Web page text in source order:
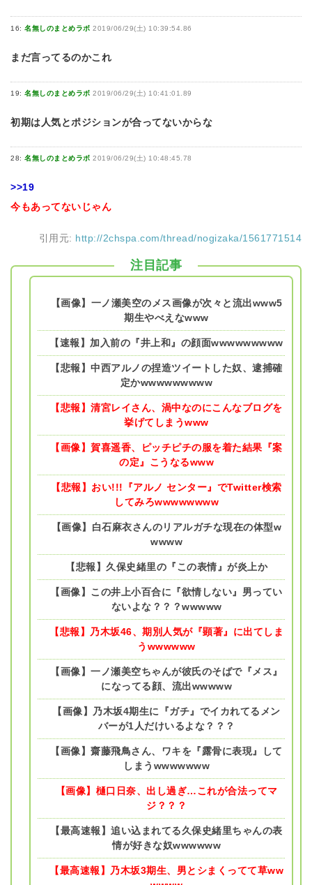
16: 名無しのまとめラボ 2019/06/29(土) 10:39:54.86
まだ言ってるのかこれ
19: 名無しのまとめラボ 2019/06/29(土) 10:41:01.89
初期は人気とポジションが合ってないからな
28: 名無しのまとめラボ 2019/06/29(土) 10:48:45.78
>>19
今もあってないじゃん
引用元: http://2chspa.com/thread/nogizaka/1561771514
注目記事
【画像】一ノ瀬美空のメス画像が次々と流出www5
期生やべえなwww
【速報】加入前の『井上和』の顔面wwwwwwwww
【悲報】中西アルノの捏造ツイートした奴、逮捕確
定かwwwwwwwww
【悲報】清宮レイさん、渦中なのにこんなブログを
挙げてしまうwww
【画像】賀喜遥香、ピッチピチの服を着た結果『案
の定』こうなるwww
【悲報】おい!!!『アルノ センター』でTwitter検索
してみろwwwwwwww
【画像】白石麻衣さんのリアルガチな現在の体型w
wwww
【悲報】久保史緒里の『この表情』が炎上か
【画像】この井上小百合に『欲情しない』男ってい
ないよな？？？wwwww
【悲報】乃木坂46、期別人気が『顕著』に出てしま
うwwwwww
【画像】一ノ瀬美空ちゃんが彼氏のそばで『メス』
になってる顔、流出wwwww
【画像】乃木坂4期生に『ガチ』でイカれてるメン
バーが1人だけいるよな？？？
【画像】齋藤飛鳥さん、ワキを『露骨に表現』して
しまうwwwwwww
【画像】樋口日奈、出し過ぎ…これが合法ってマ
ジ？？？
【最高速報】追い込まれてる久保史緒里ちゃんの表
情が好きな奴wwwwww
【最高速報】乃木坂3期生、男とシまくってて草ww